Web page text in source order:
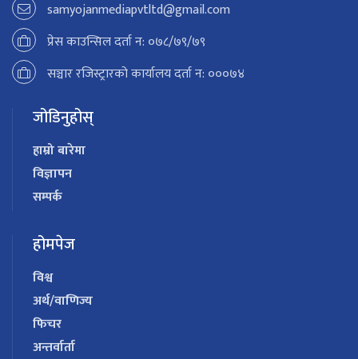
samyojanmediapvtltd@gmail.com
प्रेस काउन्सिल दर्ता न: ०७८/७९/७९
सञ्चार रजिस्ट्रारको कार्यालय दर्ता न: ०००७४
जोडिनुहोस्
हाम्रो बारेमा
विज्ञापन
सम्पर्क
होमपेज
विश्व
अर्थ/वाणिज्य
फिचर
अन्तर्वार्ता